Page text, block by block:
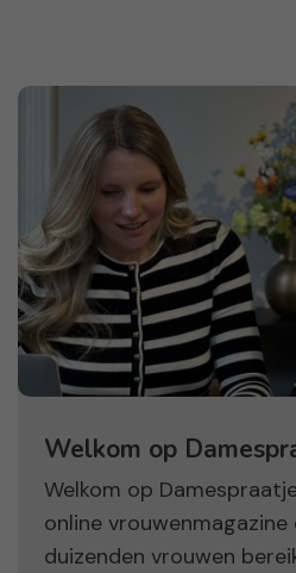
Welkom op
Welkom op
online
duizenden vrouwen